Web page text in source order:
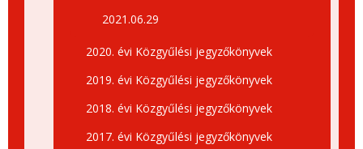
2021.06.29
2020. évi Közgyűlési jegyzőkönyvek
2019. évi Közgyűlési jegyzőkönyvek
2018. évi Közgyűlési jegyzőkönyvek
2017. évi Közgyűlési jegyzőkönyvek